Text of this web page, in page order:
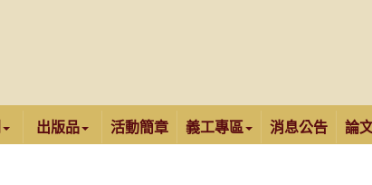
出版品 活動簡章 義工專區 消息公告 論